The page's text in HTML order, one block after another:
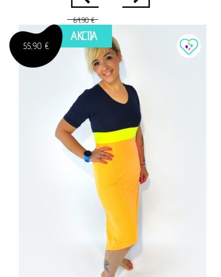
AKCIJA
55,90 €
64,90 €